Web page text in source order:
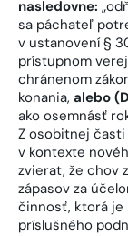
nasledovne:
sa páchateľ
v ustanovení §
prístupnom
chránenom
konania, alebo
ako osemnásť
Z osobitnej
v kontexte
zvierat, že chov
zápasov za
činnosť, ktorá je
príslušného